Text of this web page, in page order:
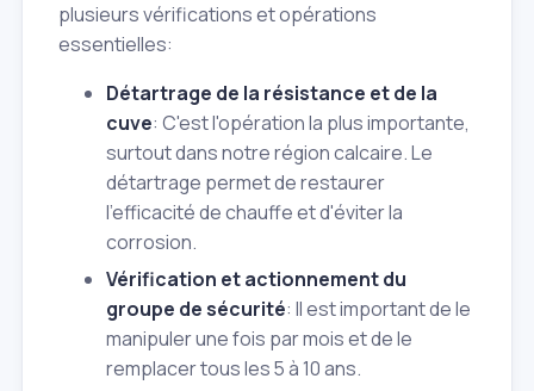
plusieurs vérifications et opérations
essentielles:
Détartrage de la résistance et de la
cuve: C'est l'opération la plus importante,
surtout dans notre région calcaire. Le
détartrage permet de restaurer
l'efficacité de chauffe et d'éviter la
corrosion.
Vérification et actionnement du
groupe de sécurité: Il est important de le
manipuler une fois par mois et de le
remplacer tous les 5 à 10 ans.